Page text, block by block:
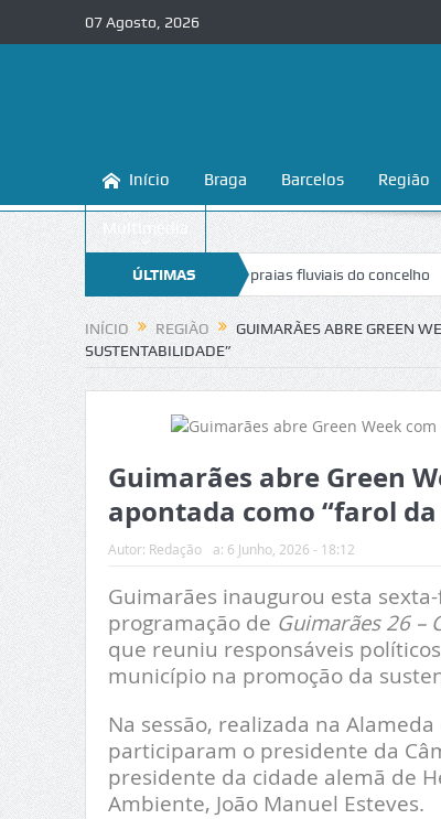
07 Agosto, 2026
Início Braga Barcelos Região
Multimédia
ÚLTIMAS
NOTÍCIAS
conhecer e proteger as praias fluviais do concelho
INÍCIO REGIÃO
GUIMARÃES ABRE GREEN
SUSTENTABILIDADE”
Guimarães abre Green
apontada como “farol
Autor: Redação a: 6 Junho, 2026 - 18:12
Guimarães inaugurou esta
programação de Guimarães 26 –
que reuniu responsáveis
município na promoção da
Na sessão, realizada na
participaram o presidente da
presidente da cidade alemã de
Ambiente, João Manuel Esteves.